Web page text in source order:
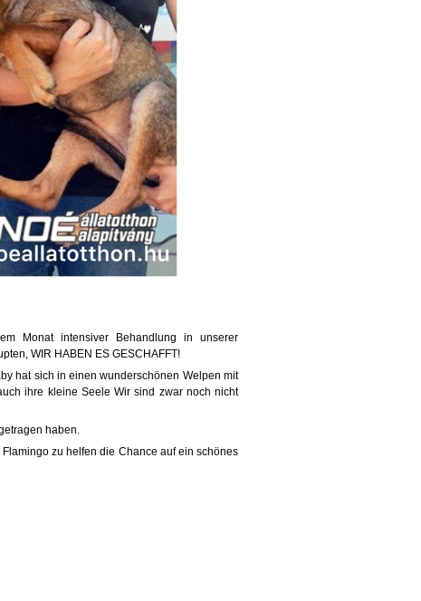
Monat intensiver Behandlung in unserer
WIR HABEN ES GESCHAFFT!
hat sich in einen wunderschönen Welpen mit
ihre kleine Seele Wir sind zwar noch nicht
haben.
zu helfen die Chance auf ein schönes